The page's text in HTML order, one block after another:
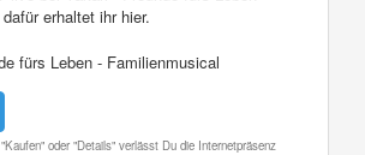
erhaltet ihr hier.
fürs Leben - Familienmusical
oder "Details" verlässt Du die Internetpräsenz